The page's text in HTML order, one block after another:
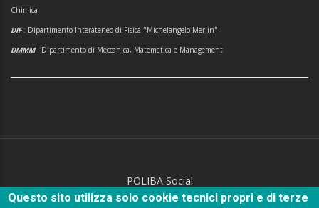
Chimica
DIF: Dipartimento Interateneo di Fisica "Michelangelo Merlin"
DMMM: Dipartimento di Meccanica, Matematica e Management
POLIBA Social
Questo sito utilizza solo cookie tecnici propri e di terze